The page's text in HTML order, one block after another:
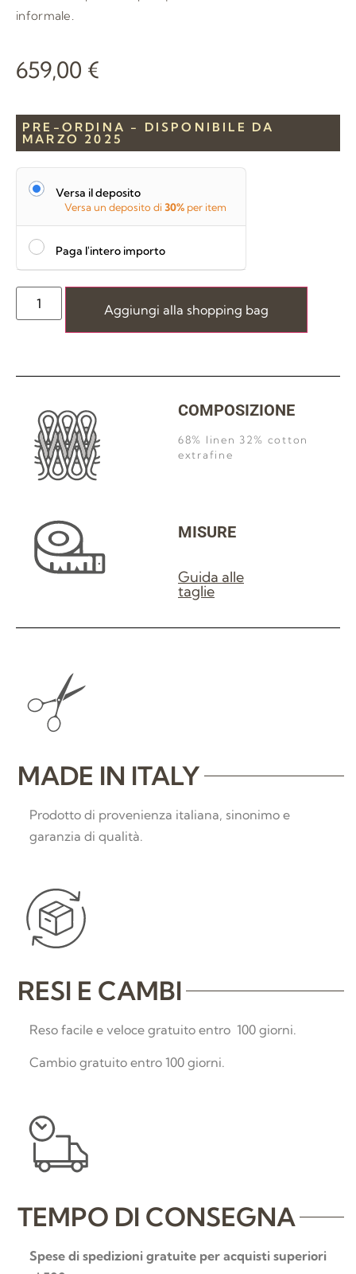
informale.
659,00 €
PRE-ORDINA - DISPONIBILE DA
MARZO 2025
Versa il deposito
Versa un deposito di 30% per item
Paga l'intero importo
Aggiungi alla shopping bag
COMPOSIZIONE
68% linen 32% cotton
extrafine
MISURE
Guida alle
taglie
MADE IN ITALY
Prodotto di provenienza italiana, sinonimo e
garanzia di qualità.
RESI E CAMBI
Reso facile e veloce gratuito entro 100 giorni.
Cambio gratuito entro 100 giorni.
TEMPO DI CONSEGNA
Spese di spedizioni gratuite per acquisti superiori